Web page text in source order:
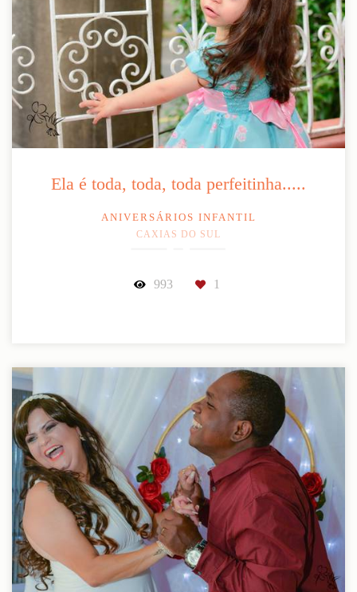
Ela é toda, toda, toda perfeitinha.....
ANIVERSÁRIOS INFANTIL
CAXIAS DO SUL
993 1